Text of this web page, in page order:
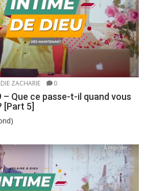
ZACHARIE 0
– Que ce passe-t-il quand vous
[Part 5]